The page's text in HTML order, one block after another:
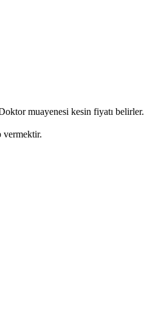
muayenesi kesin fiyatı belirler.
vermektir.